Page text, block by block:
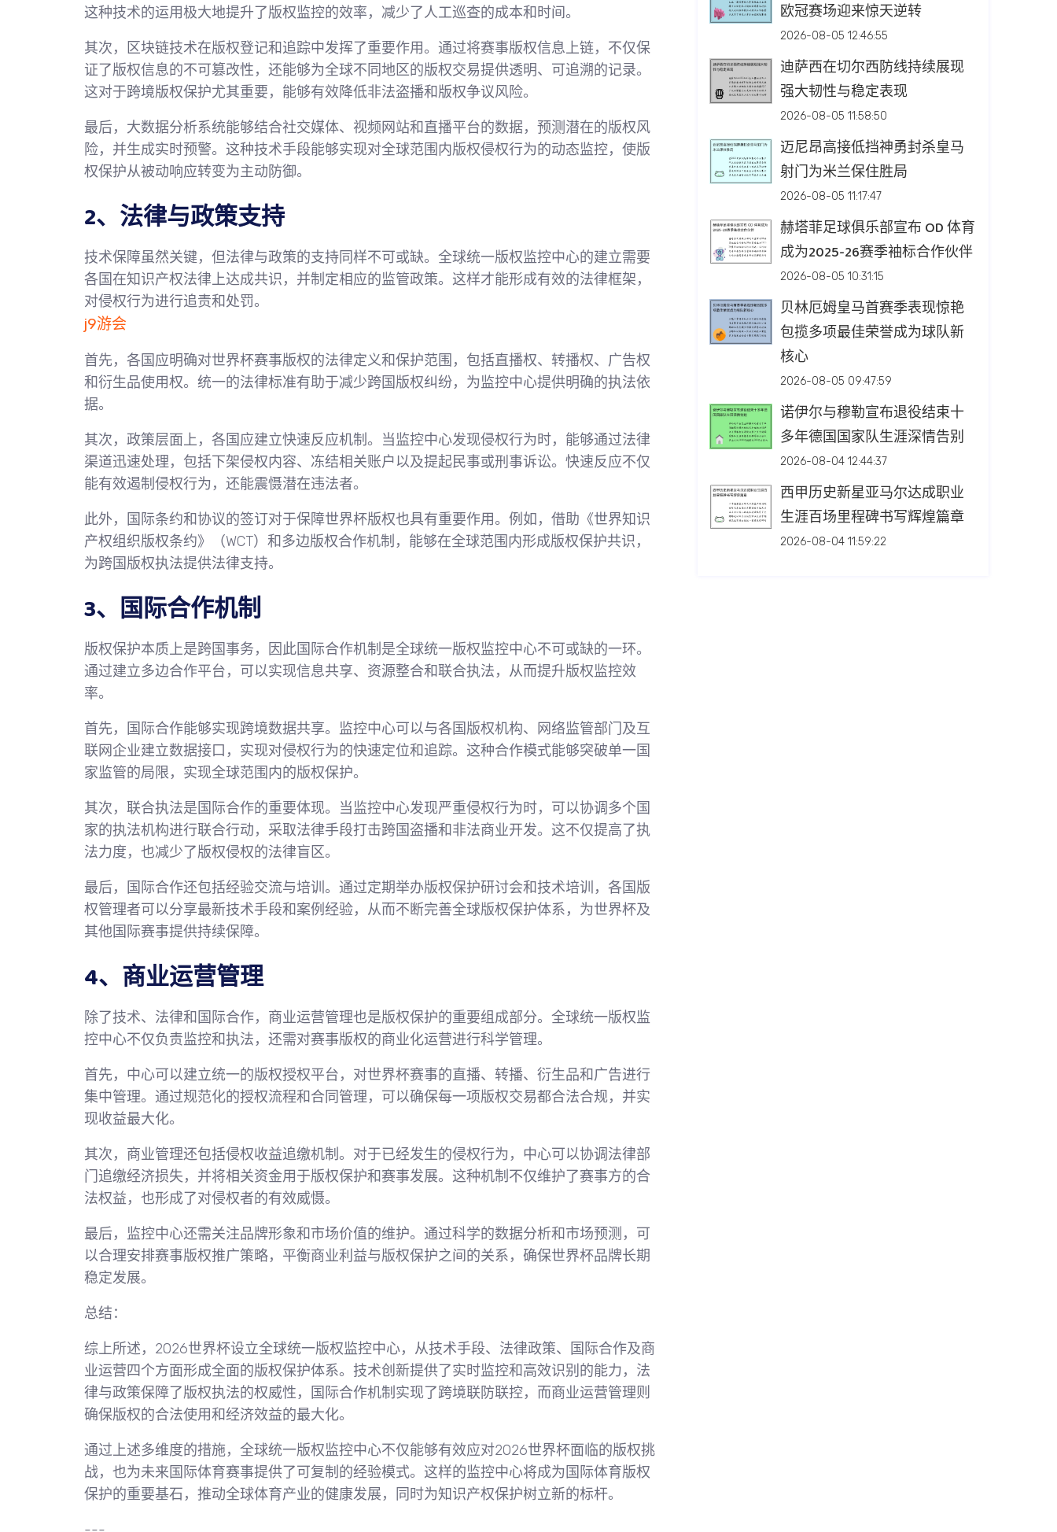
这种技术的运用极大地提升了版权监控的效率，减少了人工巡查的成本和时间。
其次，区块链技术在版权登记和追踪中发挥了重要作用。通过将赛事版权信息上链，不仅保
证了版权信息的不可篡改性，还能够为全球不同地区的版权交易提供透明、可追溯的记录。
这对于跨境版权保护尤其重要，能够有效降低非法盗播和版权争议风险。
最后，大数据分析系统能够结合社交媒体、视频网站和直播平台的数据，预测潜在的版权风
险，并生成实时预警。这种技术手段能够实现对全球范围内版权侵权行为的动态监控，使版
权保护从被动响应转变为主动防御。
2、法律与政策支持
技术保障虽然关键，但法律与政策的支持同样不可或缺。全球统一版权监控中心的建立需要
各国在知识产权法律上达成共识，并制定相应的监管政策。这样才能形成有效的法律框架，
对侵权行为进行追责和处罚。
j9游会
首先，各国应明确对世界杯赛事版权的法律定义和保护范围，包括直播权、转播权、广告权
和衍生品使用权。统一的法律标准有助于减少跨国版权纠纷，为监控中心提供明确的执法依
据。
其次，政策层面上，各国应建立快速反应机制。当监控中心发现侵权行为时，能够通过法律
渠道迅速处理，包括下架侵权内容、冻结相关账户以及提起民事或刑事诉讼。快速反应不仅
能有效遏制侵权行为，还能震慑潜在违法者。
此外，国际条约和协议的签订对于保障世界杯版权也具有重要作用。例如，借助《世界知识
产权组织版权条约》（WCT）和多边版权合作机制，能够在全球范围内形成版权保护共识，
为跨国版权执法提供法律支持。
3、国际合作机制
版权保护本质上是跨国事务，因此国际合作机制是全球统一版权监控中心不可或缺的一环。
通过建立多边合作平台，可以实现信息共享、资源整合和联合执法，从而提升版权监控效
率。
首先，国际合作能够实现跨境数据共享。监控中心可以与各国版权机构、网络监管部门及互
联网企业建立数据接口，实现对侵权行为的快速定位和追踪。这种合作模式能够突破单一国
家监管的局限，实现全球范围内的版权保护。
其次，联合执法是国际合作的重要体现。当监控中心发现严重侵权行为时，可以协调多个国
家的执法机构进行联合行动，采取法律手段打击跨国盗播和非法商业开发。这不仅提高了执
法力度，也减少了版权侵权的法律盲区。
最后，国际合作还包括经验交流与培训。通过定期举办版权保护研讨会和技术培训，各国版
权管理者可以分享最新技术手段和案例经验，从而不断完善全球版权保护体系，为世界杯及
其他国际赛事提供持续保障。
4、商业运营管理
除了技术、法律和国际合作，商业运营管理也是版权保护的重要组成部分。全球统一版权监
控中心不仅负责监控和执法，还需对赛事版权的商业化运营进行科学管理。
首先，中心可以建立统一的版权授权平台，对世界杯赛事的直播、转播、衍生品和广告进行
集中管理。通过规范化的授权流程和合同管理，可以确保每一项版权交易都合法合规，并实
现收益最大化。
其次，商业管理还包括侵权收益追缴机制。对于已经发生的侵权行为，中心可以协调法律部
门追缴经济损失，并将相关资金用于版权保护和赛事发展。这种机制不仅维护了赛事方的合
法权益，也形成了对侵权者的有效威慑。
最后，监控中心还需关注品牌形象和市场价值的维护。通过科学的数据分析和市场预测，可
以合理安排赛事版权推广策略，平衡商业利益与版权保护之间的关系，确保世界杯品牌长期
稳定发展。
总结：
综上所述，2026世界杯设立全球统一版权监控中心，从技术手段、法律政策、国际合作及商
业运营四个方面形成全面的版权保护体系。技术创新提供了实时监控和高效识别的能力，法
律与政策保障了版权执法的权威性，国际合作机制实现了跨境联防联控，而商业运营管理则
确保版权的合法使用和经济效益的最大化。
通过上述多维度的措施，全球统一版权监控中心不仅能够有效应对2026世界杯面临的版权挑
战，也为未来国际体育赛事提供了可复制的经验模式。这样的监控中心将成为国际体育版权
保护的重要基石，推动全球体育产业的健康发展，同时为知识产权保护树立新的标杆。
欧冠赛场迎来惊天逆转
2026-08-05 12:46:55
迪萨西在切尔西防线持续展现
强大韧性与稳定表现
2026-08-05 11:58:50
迈尼昂高接低挡神勇封杀皇马
射门为米兰保住胜局
2026-08-05 11:17:47
赫塔菲足球俱乐部宣布 OD 体育
成为2025-26赛季袖标合作伙伴
2026-08-05 10:31:15
贝林厄姆皇马首赛季表现惊艳
包揽多项最佳荣誉成为球队新
核心
2026-08-05 09:47:59
诺伊尔与穆勒宣布退役结束十
多年德国国家队生涯深情告别
2026-08-04 12:44:37
西甲历史新星亚马尔达成职业
生涯百场里程碑书写辉煌篇章
2026-08-04 11:59:22